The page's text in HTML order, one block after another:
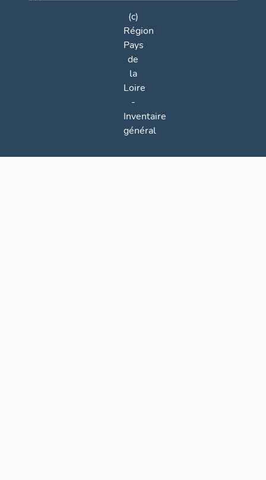
(c)
Région
Pays
de
la
Loire
-
Inventaire
général